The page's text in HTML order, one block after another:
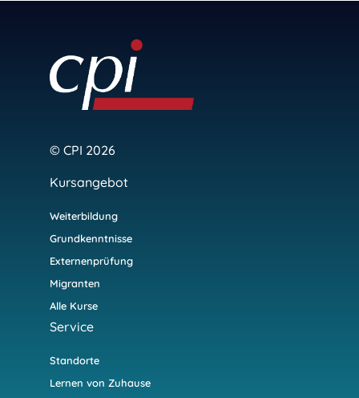
© CPI 2026
Kursangebot
Weiterbildung
Grundkenntnisse
Externenprüfung
Migranten
Alle Kurse
Service
Standorte
Lernen von Zuhause